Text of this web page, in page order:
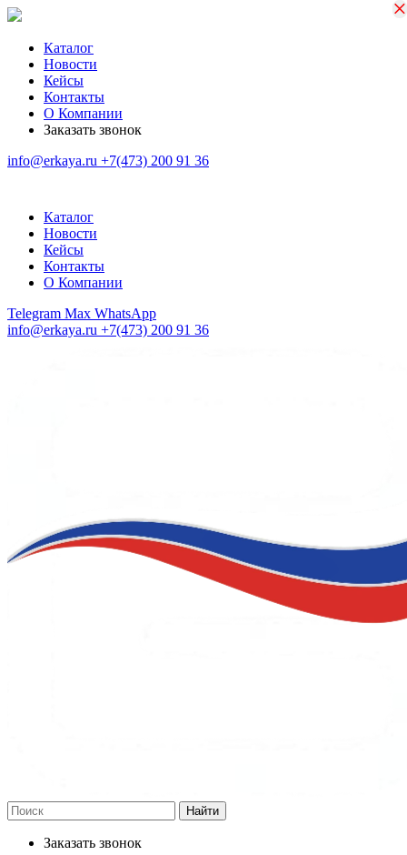
Каталог
Новости
Кейсы
Контакты
О Компании
Заказать звонок
info@erkaya.ru +7(473) 200 91 36
Каталог
Новости
Кейсы
Контакты
О Компании
Telegram Max WhatsApp
info@erkaya.ru +7(473) 200 91 36
Найти
Заказать звонок
×
×